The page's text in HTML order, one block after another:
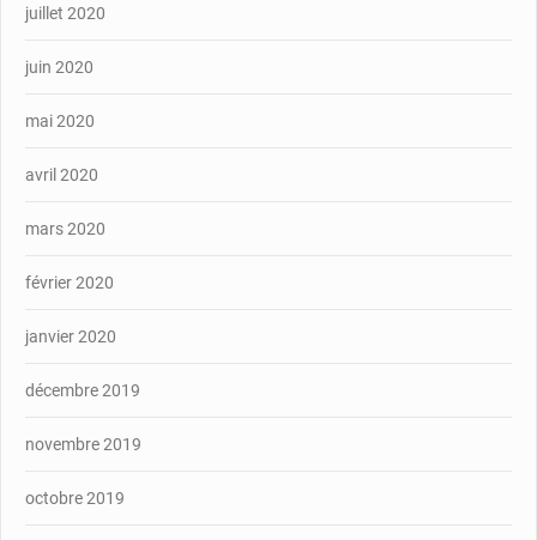
juillet 2020
juin 2020
mai 2020
avril 2020
mars 2020
février 2020
janvier 2020
décembre 2019
novembre 2019
octobre 2019